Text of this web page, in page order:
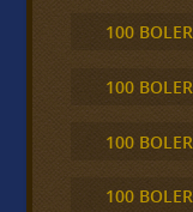
100
100
100
100